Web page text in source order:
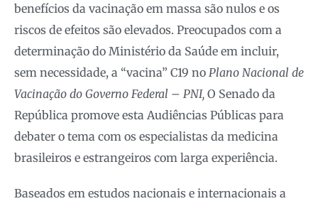
benefícios da vacinação em massa são nulos e os
riscos de efeitos são elevados. Preocupados com a
determinação do Ministério da Saúde em incluir,
sem necessidade, a “vacina” C19 no Plano Nacional de
Vacinação do Governo Federal – PNI, O Senado da
República promove esta Audiências Públicas para
debater o tema com os especialistas da medicina
brasileiros e estrangeiros com larga experiência.
Baseados em estudos nacionais e internacionais a